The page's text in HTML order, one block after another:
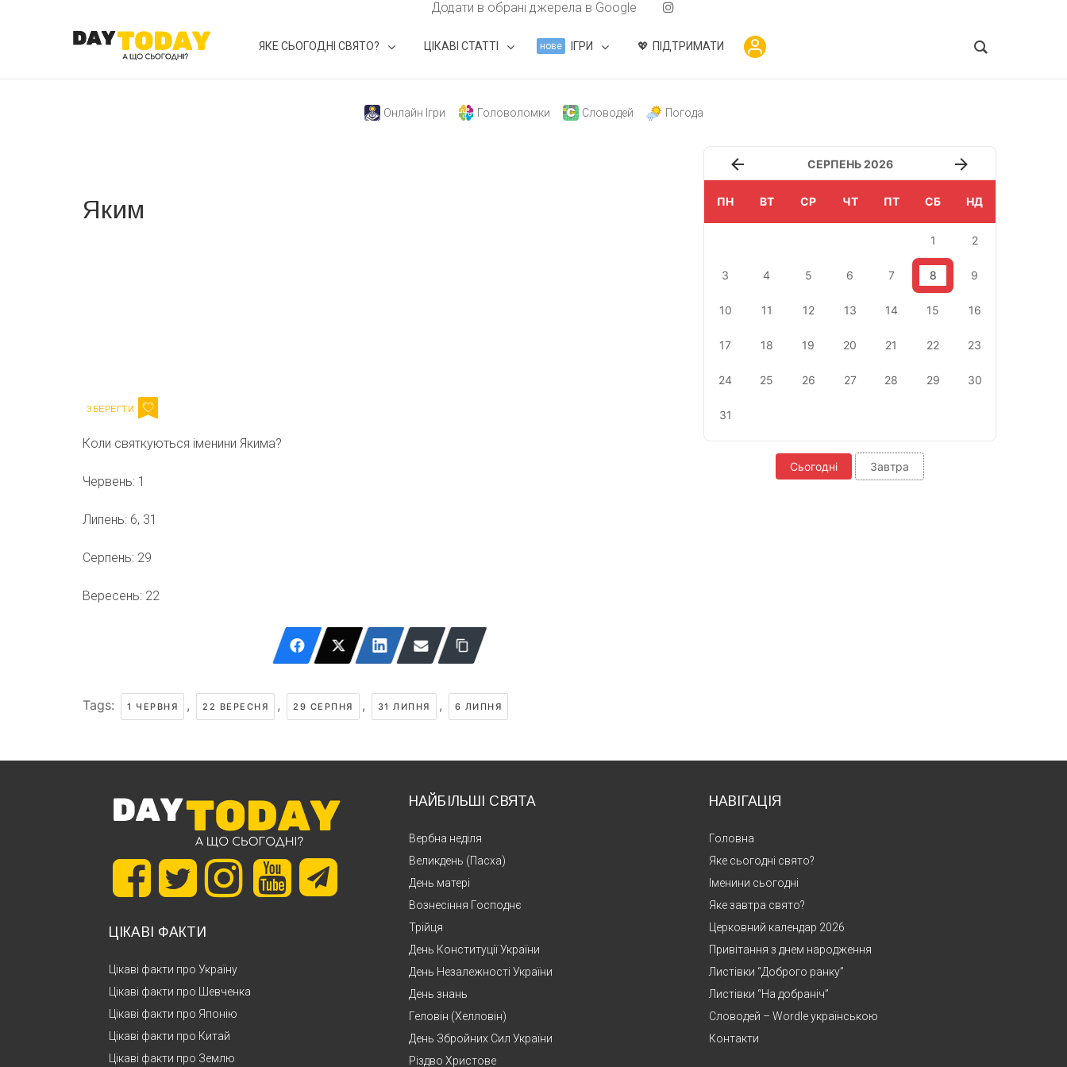
Додати в обрані джерела в Google
ЯКЕ СЬОГОДНІ СВЯТО? ЦІКАВІ СТАТТІ нове ІГРИ ПІДТРИМАТИ
Онлайн Ігри Головоломки Словодей Погода
Яким
Коли святкуються іменини Якима?
Червень: 1
Липень: 6, 31
Серпень: 29
Вересень: 22
Tags: 1 ЧЕРВНЯ , 22 ВЕРЕСНЯ , 29 СЕРПНЯ , 31 ЛИПНЯ , 6 ЛИПНЯ
СЕРПЕНЬ 2026
ПН ВТ СР ЧТ ПТ СБ НД
1 2
3 4 5 6 7 8 9
10 11 12 13 14 15 16
17 18 19 20 21 22 23
24 25 26 27 28 29 30
31
Сьогодні Завтра
ЦІКАВІ ФАКТИ
Цікаві факти про Україну
Цікаві факти про Шевченка
Цікаві факти про Японію
Цікаві факти про Китай
Цікаві факти про Землю
НАЙБІЛЬШІ СВЯТА
Вербна неділя
Великдень (Пасха)
День матері
Вознесіння Господнє
Трійця
День Конституції України
День Незалежності України
День знань
Геловін (Хелловін)
День Збройних Сил України
Різдво Христове
НАВІГАЦІЯ
Головна
Яке сьогодні свято?
Іменини сьогодні
Яке завтра свято?
Церковний календар 2026
Привітання з днем народження
Листівки “Доброго ранку”
Листівки “На добраніч”
Словодей – Wordle українською
Контакти